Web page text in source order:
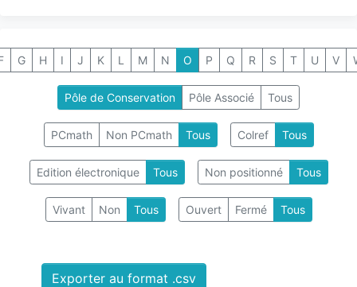
G H I J K L M N O P Q R S T U V
Pôle de Conservation Pôle Associé Tous
PCmath Non PCmath Tous Colref Tous
Edition électronique Tous Non positionné Tous
Vivant Non Tous Ouvert Fermé Tous
Exporter au format .csv